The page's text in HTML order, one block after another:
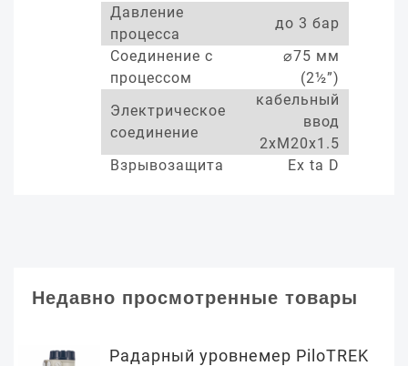
Давление
процесса
до 3 бар
Соединение с
процессом
⌀75 мм
(2½”)
Электрическое
соединение
кабельный
ввод
2xM20x1.5
Взрывозащита
Ex ta D
Недавно просмотренные товары
Радарный уровнемер PiloTREK